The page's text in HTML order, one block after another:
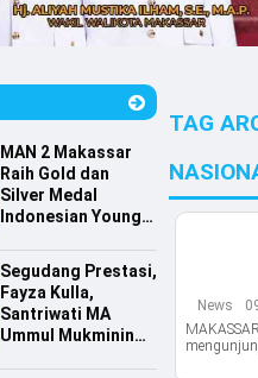
MAN 2 Makassar
Raih Gold dan
Silver Medal
Indonesian Young
Segudang Prestasi,
Fayza Kulla,
Santriwati MA
Ummul Mukminin
TAG
News